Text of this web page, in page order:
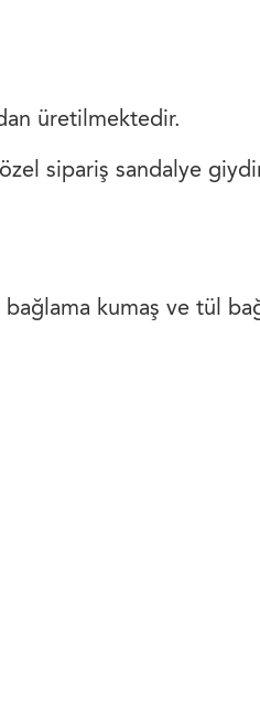
üretilmektedir.
sipariş sandalye
kumaş ve tül